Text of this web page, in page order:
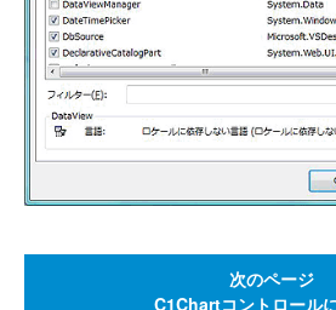
次のページ
C1Chartコントロール